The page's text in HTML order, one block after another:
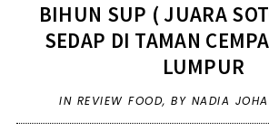
BIHUN SUP ( JUARA
SEDAP DI TAMAN
LUMPUR
IN REVIEW FOOD,BY NADIA